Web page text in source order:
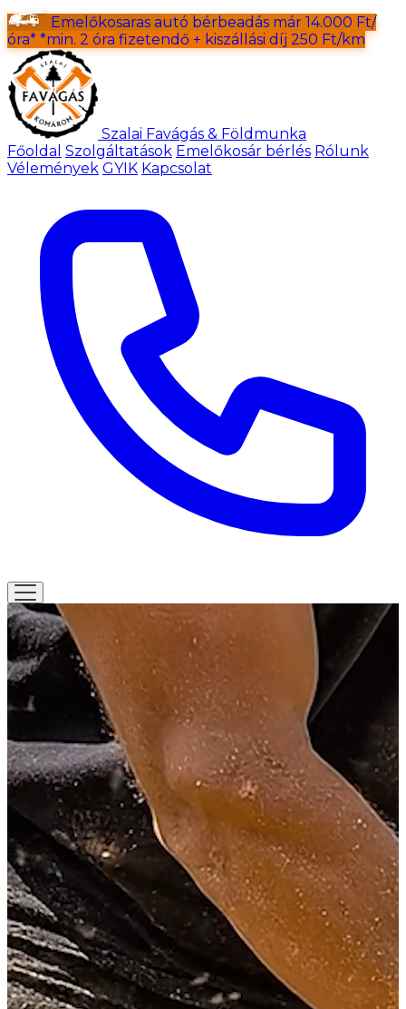
Emelőkosaras autó bérbeadás már 14.000 Ft/
óra* *min. 2 óra fizetendő + kiszállási díj 250 Ft/km
Szalai Favágás & Földmunka
Főoldal Szolgáltatások Emelőkosár bérlés Rólunk
Vélemények GYIK Kapcsolat